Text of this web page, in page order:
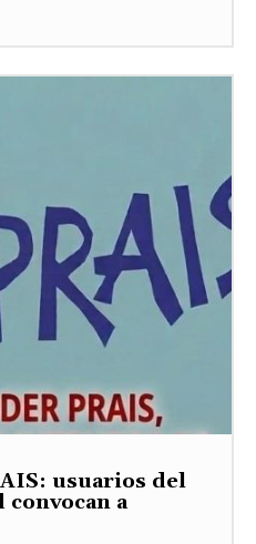
usuarios del
a